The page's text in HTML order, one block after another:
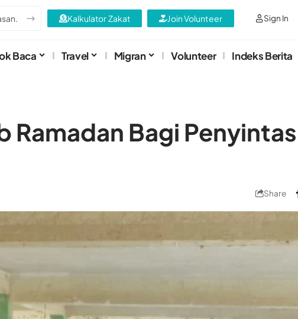
Sign In
Kalkulator Zakat Join Volunteer
Baca Travel Migran Volunteer Indeks Berita
Ramadan Bagi
Share